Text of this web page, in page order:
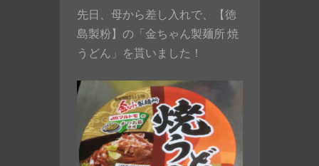
先日、母から差し入れで、【徳
島製粉】の「金ちゃん製麺所 焼
うどん」を貰いました！